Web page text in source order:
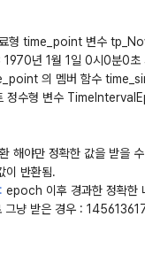
형 time_point 변수
년 1월 1일 0시0분0초
의 멤버 함수
수형 변수
해야만 정확한 값을 받을
이 반환됨.
epoch 이후 경과한 정확
냥 받은 경우 :